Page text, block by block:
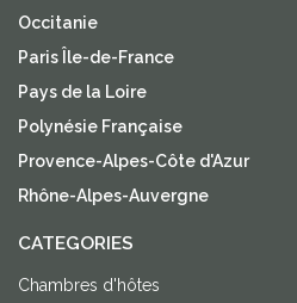
Occitanie
Paris Île-de-France
Pays de la Loire
Polynésie Française
Provence-Alpes-Côte d'Azur
Rhône-Alpes-Auvergne
CATEGORIES
Chambres d'hôtes